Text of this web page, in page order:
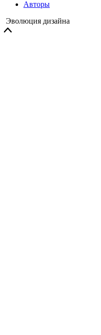
Авторы
Эволюция дизайна